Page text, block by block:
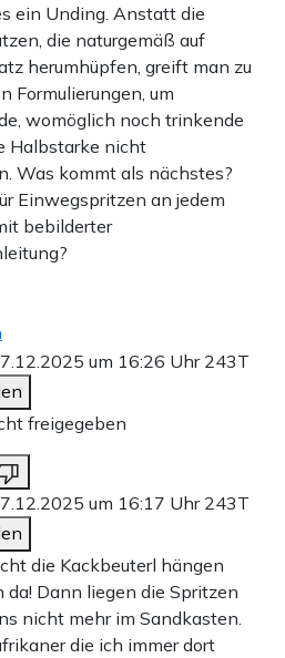
ein Unding. Anstatt die
die naturgemäß auf
herumhüpfen, greift man zu
Formulierungen, um
womöglich noch trinkende
Halbstarke nicht
Was kommt als nächstes?
Einwegspritzen an jedem
bebilderter
um 16:26 Uhr 243T
freigegeben
um 16:17 Uhr 243T
die Kackbeuterl hängen
da! Dann liegen die Spritzen
nicht mehr im Sandkasten.
die ich immer dort